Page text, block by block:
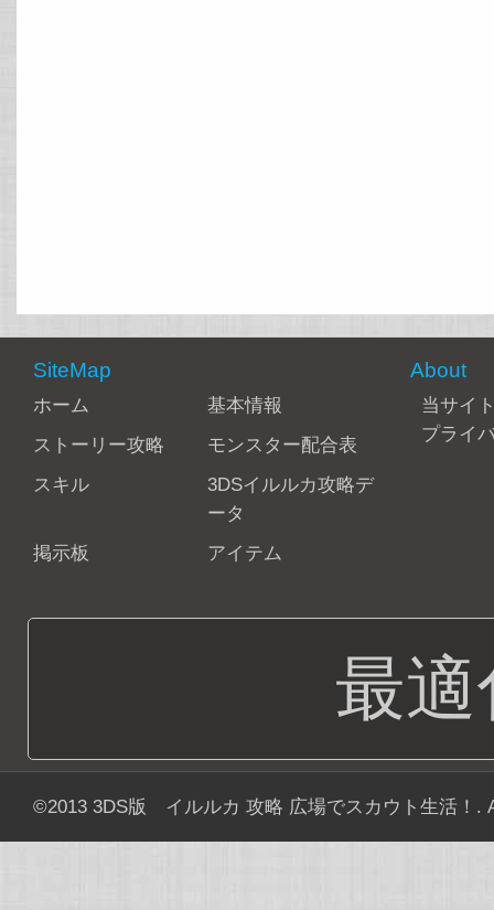
SiteMap
ホーム
基本情報
ストーリー攻略
モンスター配合表
スキル
3DSイルルカ攻略デ
ータ
掲示板
アイテム
About
当サイ
プライ
最
©2013 3DS版 イルルカ 攻略 広場でスカウト生活！ .